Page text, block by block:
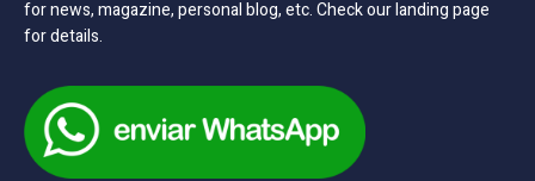
for news, magazine, personal blog, etc. Check our landing page
for details.